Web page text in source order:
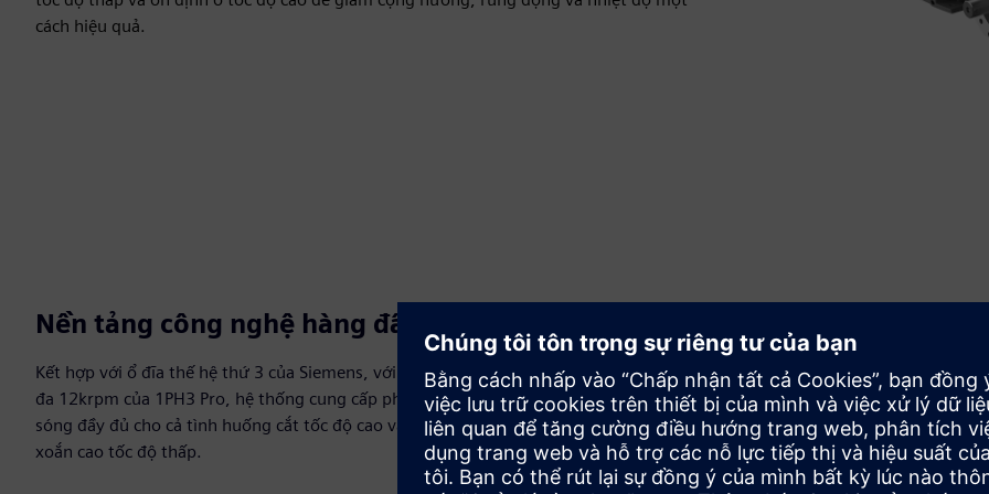
cách hiệu quả.
Nền tảng công nghệ hàng đầu
Kết hợp với ổ đĩa thế hệ thứ 3 của Siemens, với tốc độ tối
đa 12krpm của 1PH3 Pro, hệ thống cung cấp phạm vi phủ
sóng đầy đủ cho cả tình huống cắt tốc độ cao và mô men
xoắn cao tốc độ thấp.
Giải pháp tùy chỉnh linh hoạt
Chọn giữa nhiều giải pháp mã hóa của danh mục 1PH3
Pro để đạt được sự cân bằng tối ưu giữa hiệu suất và hiệu
quả chi phí.